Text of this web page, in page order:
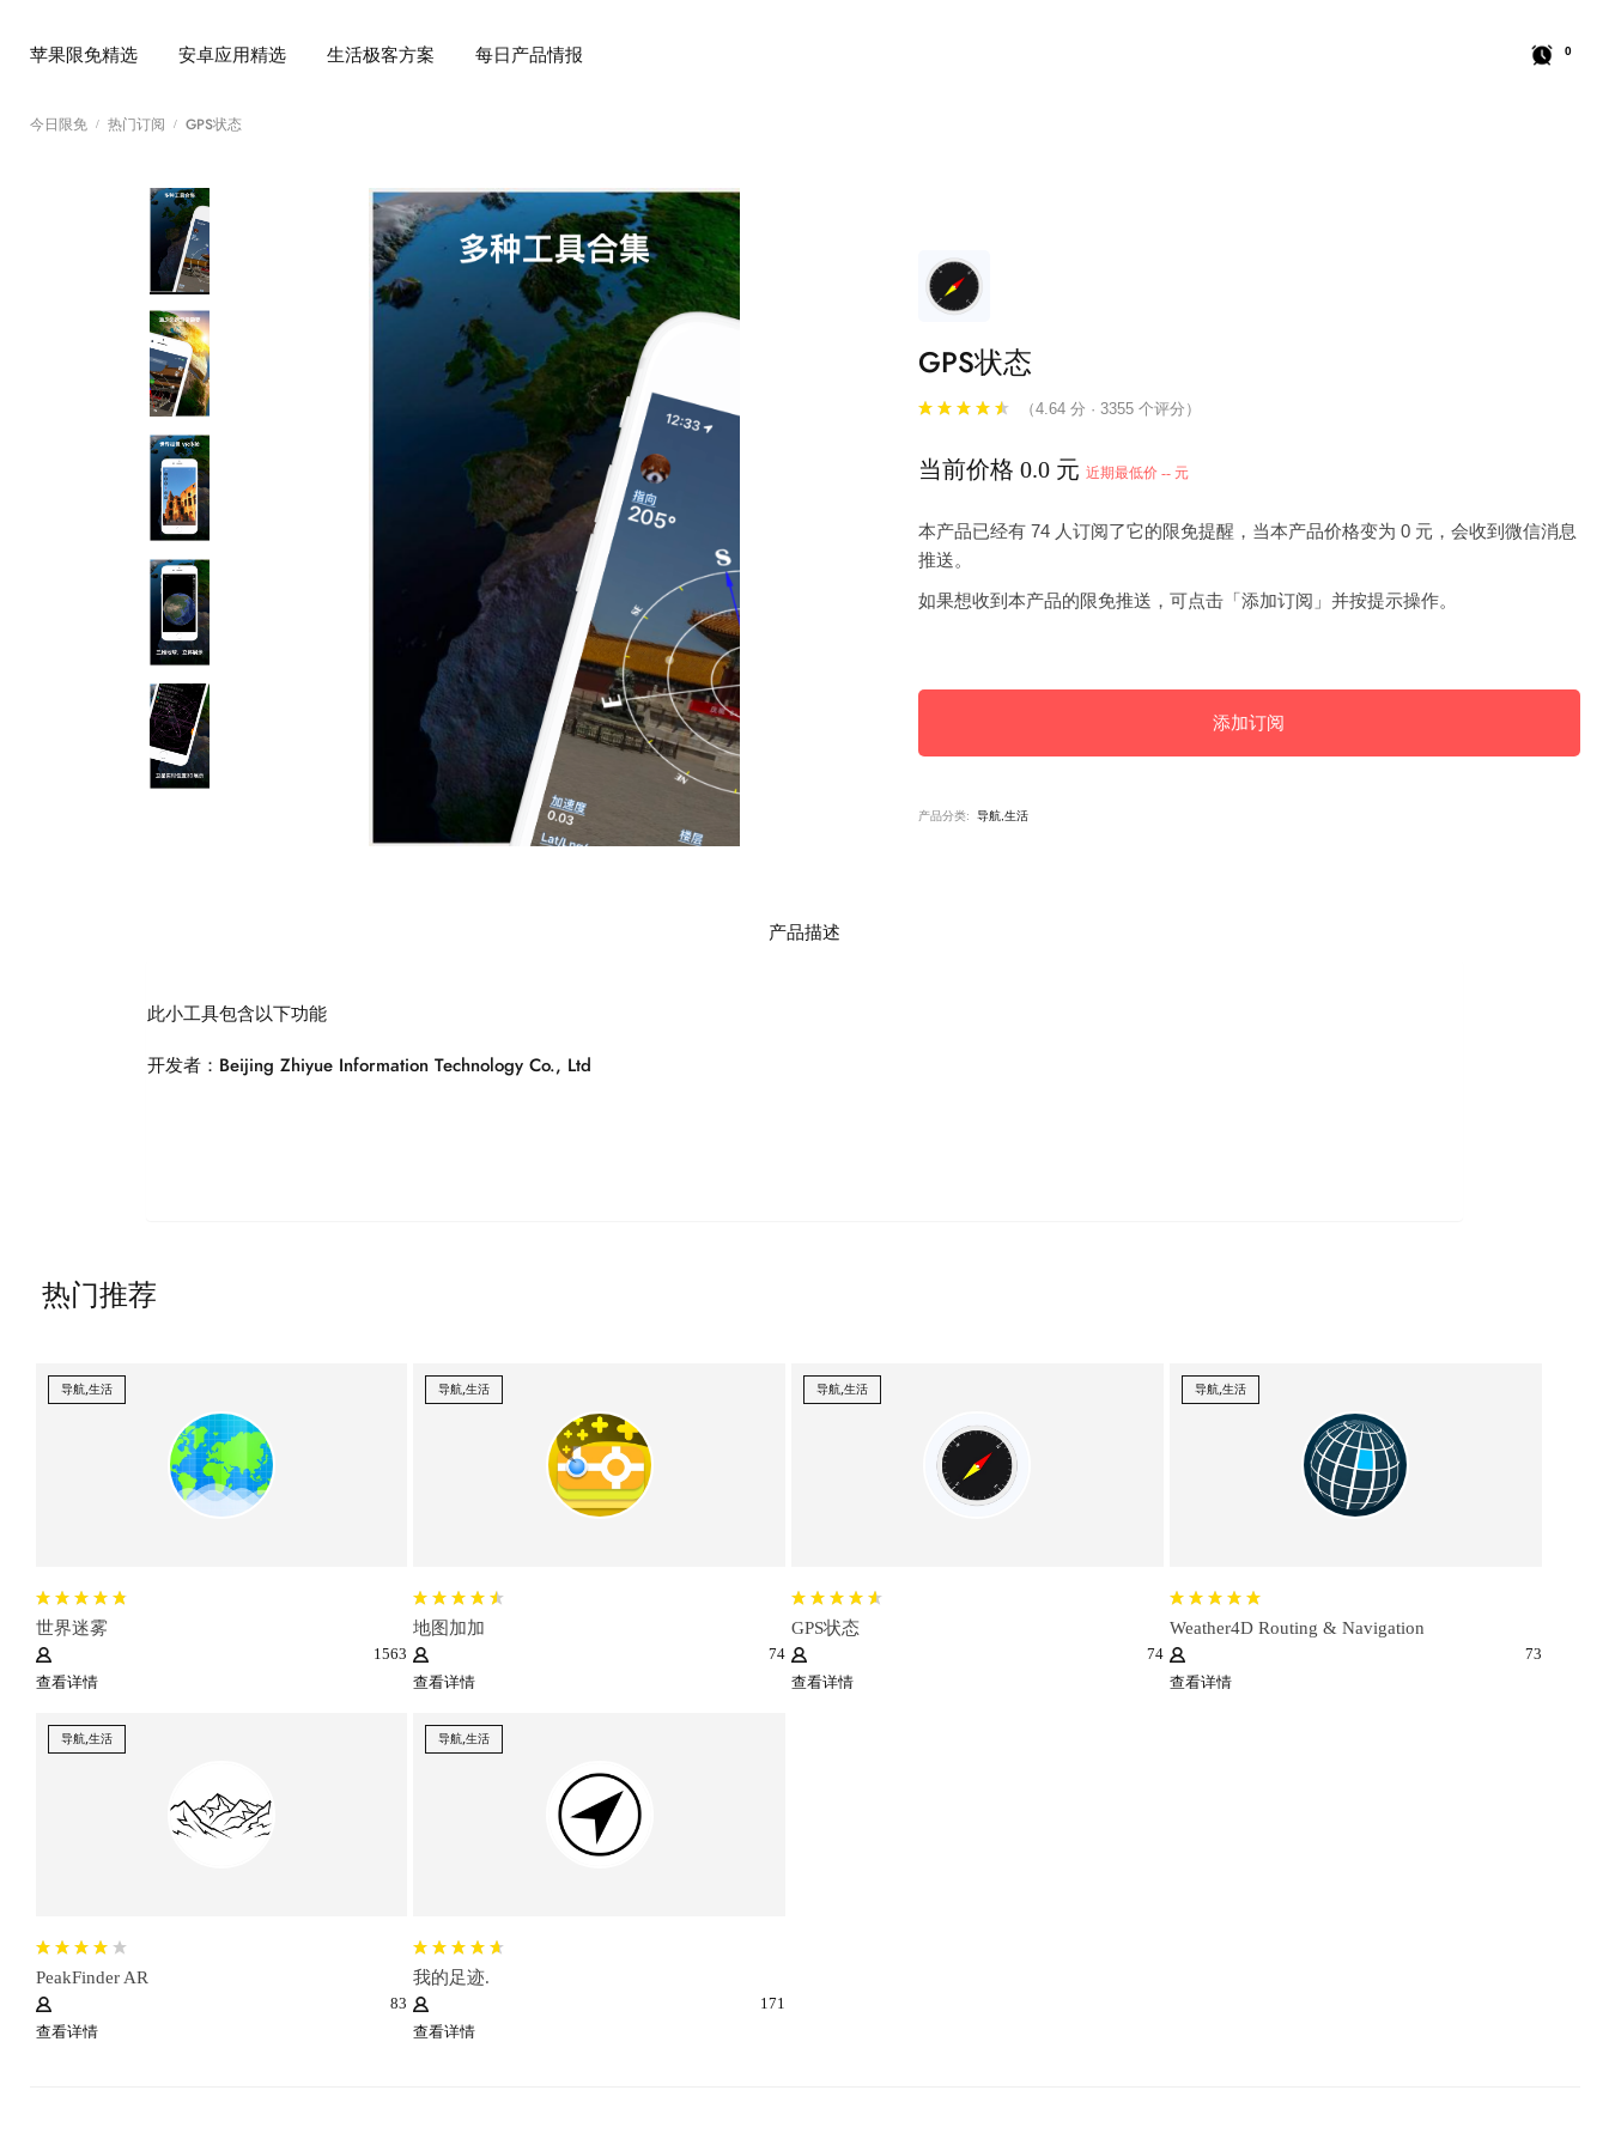
苹果限免精选 安卓应用精选 生活极客方案 每日产品情报 0
今日限免 热门订阅 GPS状态
GPS状态
（4.64 分 · 3355 个评分）
当前价格 0.0 元 近期最低价 -- 元
本产品已经有 74 人订阅了它的限免提醒，当本产品价格变为 0 元，会收到微信消息
推送。
如果想收到本产品的限免推送，可点击「添加订阅」并按提示操作。
添加订阅
产品分类: 导航,生活
产品描述
此小工具包含以下功能
开发者：Beijing Zhiyue Information Technology Co., Ltd
热门推荐
导航,生活
世界迷雾
1563
查看详情
导航,生活
地图加加
74
查看详情
导航,生活
GPS状态
74
查看详情
导航,生活
Weather4D Routing & Navigation
73
查看详情
导航,生活
PeakFinder AR
83
查看详情
导航,生活
我的足迹.
171
查看详情